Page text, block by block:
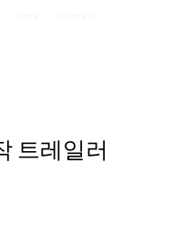
트레일러